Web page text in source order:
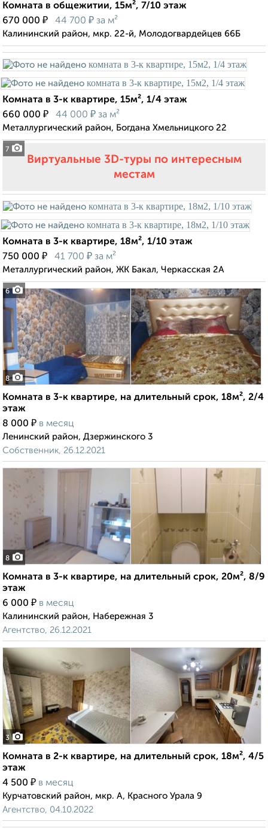
Комната в общежитии, 15м², 7/10 этаж
670 000 ₽ 44 700 ₽ за м²
Калининский район, мкр. 22-й, Молодогвардейцев 66Б
7
Комната в 3-к квартире, 15м², 1/4 этаж
660 000 ₽ 44 000 ₽ за м²
Металлургический район, Богдана Хмельницкого 22
Виртуальные 3D-туры по интересным
местам
6
Комната в 3-к квартире, 18м², 1/10 этаж
750 000 ₽ 41 700 ₽ за м²
Металлургический район, ЖК Бакал, Черкасская 2А
8
Комната в 3-к квартире, на длительный срок, 18м², 2/4
этаж
8 000 ₽ в месяц
Ленинский район, Дзержинского 3
Собственник, 26.12.2021
8
Комната в 3-к квартире, на длительный срок, 20м², 8/9
этаж
6 000 ₽ в месяц
Калининский район, Набережная 3
Агентство, 26.12.2021
3
Комната в 2-к квартире, на длительный срок, 18м², 4/5
этаж
4 500 ₽ в месяц
Курчатовский район, мкр. А, Красного Урала 9
Агентство, 04.10.2022